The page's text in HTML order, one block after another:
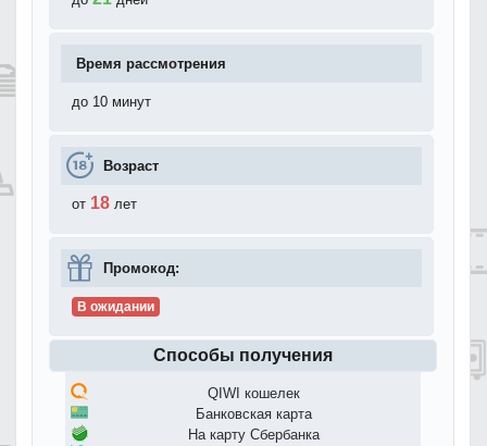
Время рассмотрения
до 10 минут
Возраст
от 18 лет
Промокод:
В ожидании
Способы получения
QIWI кошелек
Банковская карта
На карту Сбербанка